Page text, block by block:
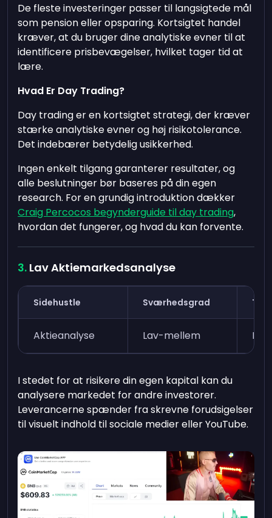
De fleste investeringer passer til langsigtede mål
som pension eller opsparing. Kortsigtet handel
kræver, at du bruger dine analytiske evner til at
identificere prisbevægelser, hvilket tager tid at
lære.
Hvad Er Day Trading?
Day trading er en kortsigtet strategi, der kræver
stærke analytiske evner og høj risikotolerance.
Det indebærer betydelig usikkerhed.
Ingen enkelt tilgang garanterer resultater, og
alle beslutninger bør baseres på din egen
research. For en grundig introduktion dækker
Craig Percocos begynderguide til day trading,
hvordan det fungerer, og hvad du kan forvente.
Lav Aktiemarkedsanalyse
Sidehustle Sværhedsgrad Tid
Aktieanalyse Lav-mellem Et
I stedet for at risikere din egen kapital kan du
analysere markedet for andre investorer.
Leverancerne spænder fra skrevne forudsigelser
til visuelt indhold til sociale medier eller YouTube.